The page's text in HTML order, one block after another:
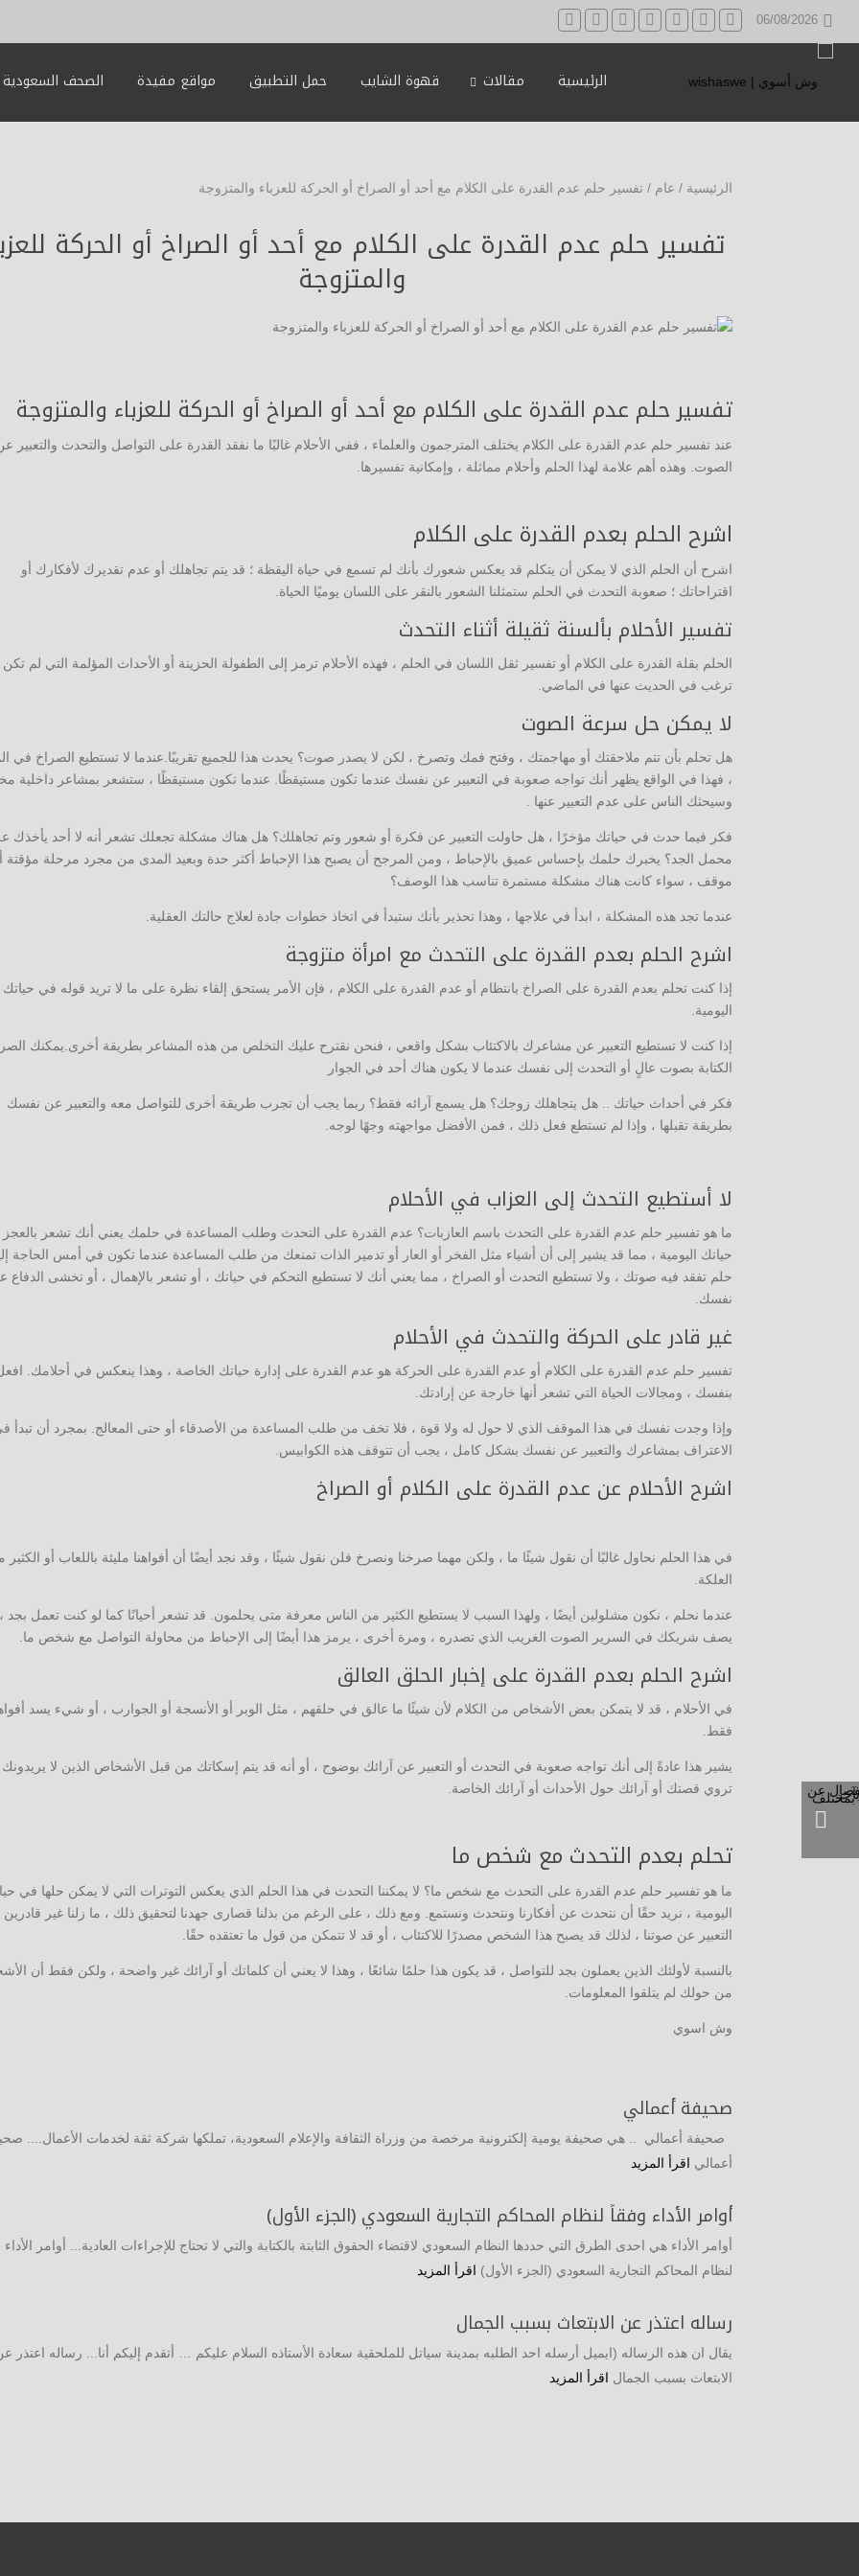
06/08/2026
الرئيسية مقالات قهوة الشايب حمل التطبيق مواقع مفيدة الصحف السعودية
الرئيسية / عام / تفسير حلم عدم القدرة على الكلام مع أحد أو الصراخ أو الحركة للعزباء والمتزوجة
تفسير حلم عدم القدرة على الكلام مع أحد أو الصراخ أو الحركة
والمتزوجة
تفسير حلم عدم القدرة على الكلام مع أحد أو الصراخ أو الحركة للعزباء والمتزوجة
عند تفسير حلم عدم القدرة على الكلام يختلف المترجمون والعلماء ، ففي الأحلام غالبًا ما نفقد القدرة على التواصل والتحدث والتعبير
الصوت. وهذه أهم علامة لهذا الحلم وأحلام مماثلة ، وإمكانية تفسيرها.
اشرح الحلم بعدم القدرة على الكلام
اشرح أن الحلم الذي لا يمكن أن يتكلم قد يعكس شعورك بأنك لم تسمع في حياة اليقظة ؛ قد يتم تجاهلك أو عدم تقديرك لأفكارك أو
اقتراحاتك ؛ صعوبة التحدث في الحلم ستمثلنا الشعور بالنقر على اللسان يوميًا الحياة.
تفسير الأحلام بألسنة ثقيلة أثناء التحدث
الحلم بقلة القدرة على الكلام أو تفسير ثقل اللسان في الحلم ، فهذه الأحلام ترمز إلى الطفولة الحزينة أو الأحداث المؤلمة التي لم تكن
ترغب في الحديث عنها في الماضي.
لا يمكن حل سرعة الصوت
هل تحلم بأن تتم ملاحقتك أو مهاجمتك ، وفتح فمك وتصرخ ، لكن لا يصدر صوت؟ يحدث هذا للجميع تقريبًا.عندما لا تستطيع الصراخ في
، فهذا في الواقع يظهر أنك تواجه صعوبة في التعبير عن نفسك عندما تكون مستيقظًا. عندما تكون مستيقظًا ، ستشعر بمشاعر داخلية
وسيحثك الناس على عدم التعبير عنها .
فكر فيما حدث في حياتك مؤخرًا ، هل حاولت التعبير عن فكرة أو شعور وتم تجاهلك؟ هل هناك مشكلة تجعلك تشعر أنه لا أحد يأخذك
محمل الجد؟ يخبرك حلمك بإحساس عميق بالإحباط ، ومن المرجح أن يصبح هذا الإحباط أكثر حدة وبعيد المدى من مجرد مرحلة مؤقتة
موقف ، سواء كانت هناك مشكلة مستمرة تناسب هذا الوصف؟
عندما تجد هذه المشكلة ، ابدأ في علاجها ، وهذا تحذير بأنك ستبدأ في اتخاذ خطوات جادة لعلاج حالتك العقلية.
اشرح الحلم بعدم القدرة على التحدث مع امرأة متزوجة
إذا كنت تحلم بعدم القدرة على الصراخ بانتظام أو عدم القدرة على الكلام ، فإن الأمر يستحق إلقاء نظرة على ما لا تريد قوله في حياتك
اليومية.
إذا كنت لا تستطيع التعبير عن مشاعرك بالاكتئاب بشكل واقعي ، فنحن نقترح عليك التخلص من هذه المشاعر بطريقة أخرى.يمكنك
الكتابة بصوت عالٍ أو التحدث إلى نفسك عندما لا يكون هناك أحد في الجوار
فكر في أحداث حياتك .. هل يتجاهلك زوجك؟ هل يسمع آرائه فقط؟ ربما يجب أن تجرب طريقة أخرى للتواصل معه والتعبير عن نفسك
بطريقة تقبلها ، وإذا لم تستطع فعل ذلك ، فمن الأفضل مواجهته وجهًا لوجه.
لا أستطيع التحدث إلى العزاب في الأحلام
ما هو تفسير حلم عدم القدرة على التحدث باسم العازبات؟ عدم القدرة على التحدث وطلب المساعدة في حلمك يعني أنك تشعر
حياتك اليومية ، مما قد يشير إلى أن أشياء مثل الفخر أو العار أو تدمير الذات تمنعك من طلب المساعدة عندما تكون في أمس الحاجة
حلم تفقد فيه صوتك ، ولا تستطيع التحدث أو الصراخ ، مما يعني أنك لا تستطيع التحكم في حياتك ، أو تشعر بالإهمال ، أو تخشى الدفاع
نفسك.
غير قادر على الحركة والتحدث في الأحلام
تفسير حلم عدم القدرة على الكلام أو عدم القدرة على الحركة هو عدم القدرة على إدارة حياتك الخاصة ، وهذا ينعكس في أحلامك.
بنفسك ، ومجالات الحياة التي تشعر أنها خارجة عن إرادتك.
وإذا وجدت نفسك في هذا الموقف الذي لا حول له ولا قوة ، فلا تخف من طلب المساعدة من الأصدقاء أو حتى المعالج. بمجرد أن تبدأ
الاعتراف بمشاعرك والتعبير عن نفسك بشكل كامل ، يجب أن تتوقف هذه الكوابيس.
اشرح الأحلام عن عدم القدرة على الكلام أو الصراخ
في هذا الحلم نحاول غالبًا أن نقول شيئًا ما ، ولكن مهما صرخنا ونصرخ فلن نقول شيئًا ، وقد نجد أيضًا أن أفواهنا مليئة باللعاب أو الكثير
العلكة.
عندما نحلم ، نكون مشلولين أيضًا ، ولهذا السبب لا يستطيع الكثير من الناس معرفة متى يحلمون. قد تشعر أحيانًا كما لو كنت تعمل بجد
يصف شريكك في السرير الصوت الغريب الذي تصدره ، ومرة ​​أخرى ، يرمز هذا أيضًا إلى الإحباط من محاولة التواصل مع شخص ما.
اشرح الحلم بعدم القدرة على إخبار الحلق العالق
في الأحلام ، قد لا يتمكن بعض الأشخاص من الكلام لأن شيئًا ما عالق في حلقهم ، مثل الوبر أو الأنسجة أو الجوارب ، أو شيء يسد
فقط.
يشير هذا عادةً إلى أنك تواجه صعوبة في التحدث أو التعبير عن آرائك بوضوح ، أو أنه قد يتم إسكاتك من قبل الأشخاص الذين لا
تروي قصتك أو آرائك حول الأحداث أو آرائك الخاصة.
تحلم بعدم التحدث مع شخص ما
ما هو تفسير حلم عدم القدرة على التحدث مع شخص ما؟ لا يمكننا التحدث في هذا الحلم الذي يعكس التوترات التي لا يمكن حلها في
اليومية ، نريد حقًا أن نتحدث عن أفكارنا ونتحدث ونستمع. ومع ذلك ، على الرغم من بذلنا قصارى جهدنا لتحقيق ذلك ، ما زلنا غير
التعبير عن صوتنا ، لذلك قد يصبح هذا الشخص مصدرًا للاكتئاب ، أو قد لا تتمكن من قول ما تعتقده حقًا.
بالنسبة لأولئك الذين يعملون بجد للتواصل ، قد يكون هذا حلمًا شائعًا ، وهذا لا يعني أن كلماتك أو آرائك غير واضحة ، ولكن فقط أن
من حولك لم يتلقوا المعلومات.
وش اسوي
صحيفة أعمالي
صحيفة أعمالي .. هي صحيفة يومية إلكترونية مرخصة من وزراة الثقافة والإعلام السعودية، تملكها شركة ثقة لخدمات الأعمال....
أعمالي اقرأ المزيد
أوامر الأداء وفقاً لنظام المحاكم التجارية السعودي (الجزء الأول)
أوامر الأداء هي احدى الطرق التي حددها النظام السعودي لاقتضاء الحقوق الثابتة بالكتابة والتي لا تحتاج للإجراءات العادية... أوامر الأداء
لنظام المحاكم التجارية السعودي (الجزء الأول) اقرأ المزيد
رساله اعتذر عن الابتعاث بسبب الجمال
يقال ان هذه الرساله (ايميل أرسله احد الطلبه بمدينة سياتل للملحقية سعادة الأستاذه السلام عليكم … أتقدم إليكم أنا... رساله اعتذر
الابتعاث بسبب الجمال اقرأ المزيد